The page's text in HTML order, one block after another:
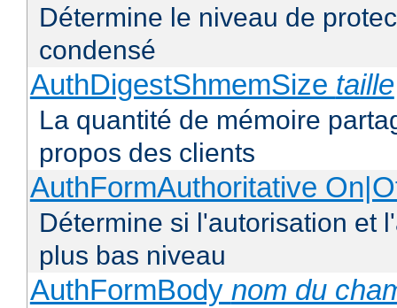
Détermine le niveau de
condensé
AuthDigestShmemSize taille
La quantité de mémoire
propos des clients
AuthFormAuthoritative
Détermine si l'autorisation et
plus bas niveau
AuthFormBody nom du